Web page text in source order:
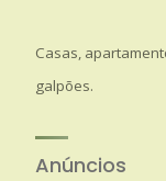
Casas,
galpões.
Anúncios